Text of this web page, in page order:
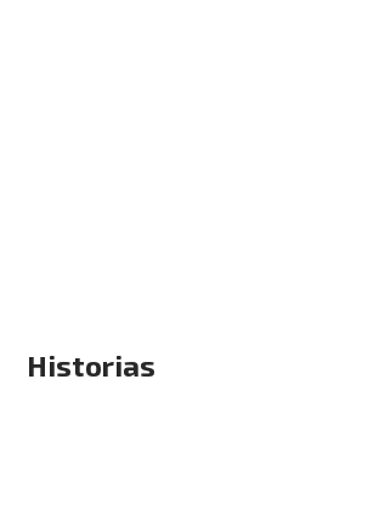
Historias